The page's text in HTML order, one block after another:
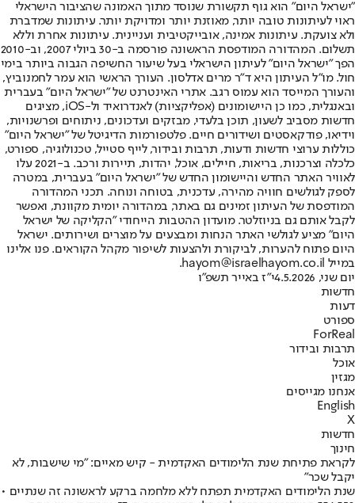
"ישראל היום" הוא גוף תקשורת שנוסד מתוך האמונה שהציבור הישראלי
ראוי לעיתונות טובה יותר, מאוזנת יותר ומדויקת יותר. עיתונות שמדברת
ולא צועקת. עיתונות אמינה, אובייקטיבית ועניינית. עיתונות אחרת וללא
תשלום. המהדורה המודפסת הראשונה פורסמה ב-30 ביולי 2007, וב-2010
הפך "ישראל היום" לעיתון הישראלי בעל שיעור החשיפה הגבוה ביותר בימי
חול. מו"ל העיתון היא ד"ר מרים אדלסון. העורך הראשי הוא עמר לחמנוביץ,
והעורך המייסד הוא עמוס רגב. אתרי האינטרנט של "ישראל היום" בעברית
ובאנגלית, כמו כן היישומונים (אפליקציות) לאנדרואיד ול-iOS, מציגים
חדשות מסביב לשעון, תוכן בלעדי, מבזקים ועדכונים, ניתוחים ופרשנויות,
וידיאו, פודקאסטים ושידורים חיים. פלטפורמות הדיגיטל של "ישראל היום"
כוללות ערוצי חדשות ודעות, תרבות ובידור, לייף סטייל, טכנולוגיה, ספורט,
כלכלה וצרכנות, בריאות, חיילים, אוכל, יהדות, תיירות ורכב. ב-2021 עלו
לאוויר האתר החדש והיישומון החדש של "ישראל היום" בעברית, במטרה
לספק לגולשים חוויה מהירה, עדכנית, בטוחה ונוחה. תכני המהדורה
המודפסת של העיתון זמינים גם באתר, במהדורה יומית מקוונת, ואפשר
לקבל אותם גם בניוזלטר. מועדון ההטבות הייחודי "הקליקה של ישראל
היום" מציע לגולשי האתר הנחות ומבצעים על מוצרים ושירותים. ישראל
היום פתוח להערות, לביקורת ולהצעות לשיפור מקהל הקוראים. פנו אלינו
במייל hayom@israelhayom.co.il.
יום שני, 4.5.2026
י"ז באייר תשפ"ו
חדשות
דעות
ספורט
ForReal
תרבות ובידור
אוכל
מגזין
אנחנו מגייסים
English
X
חדשות
חינוך
לקראת פתיחת שנת הלימודים האקדמית - קיש מאיים: "מי שישבות, לא
יקבל שכר"
שנת הלימודים האקדמית תפתח ללא מלחמה ברקע לראשונה זה שנתיים •